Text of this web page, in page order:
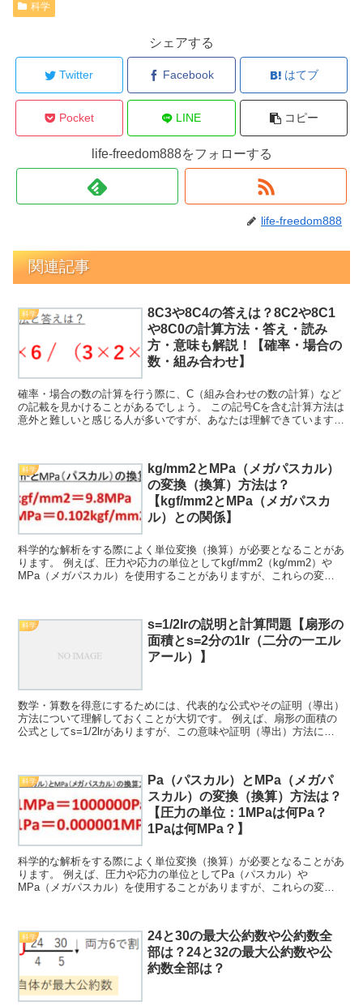
科学
シェアする
Twitter Facebook はてブ
Pocket LINE コピー
life-freedom888をフォローする
life-freedom888
関連記事
科学
8C3や8C4の答えは？8C2や8C1
や8C0の計算方法・答え・読み
方・意味も解説！【確率・場合の
数・組み合わせ】
確率・場合の数の計算を行う際に、C（組み合わせの数の計算）など
の記載を見かけることがあるでしょう。 この記号Cを含む計算方法は
意外と難しいと感じる人が多いですが、あなたは理解できています
科学
kg/mm2とMPa（メガパスカル）
の変換（換算）方法は？
【kgf/mm2とMPa（メガパスカ
ル）との関係】
科学的な解析をする際によく単位変換（換算）が必要となることがあ
ります。 例えば、圧力や応力の単位としてkgf/mm2（kg/mm2）や
MPa（メガパスカル）を使用することがありますが、これらの変換
科学
s=1/2lrの説明と計算問題【扇形の
面積とs=2分の1lr（二分の一エル
アール）】
数学・算数を得意にするためには、代表的な公式やその証明（導出）
方法について理解しておくことが大切です。 例えば、扇形の面積の
公式としてs=1/2lrがありますが、この意味や証明（導出）方法につ
科学
Pa（パスカル）とMPa（メガパ
スカル）の変換（換算）方法は？
【圧力の単位：1MPaは何Pa？
1Paは何MPa？】
科学的な解析をする際によく単位変換（換算）が必要となることがあ
ります。 例えば、圧力や応力の単位としてPa（パスカル）や
MPa（メガパスカル）を使用することがありますが、これらの変換
科学
24と30の最大公約数や公約数全
部は？24と32の最大公約数や公
約数全部は？